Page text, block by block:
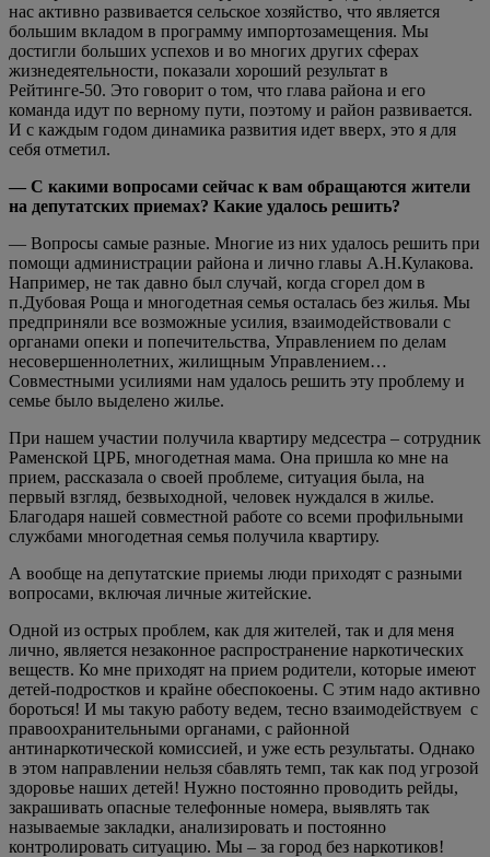
нас активно развивается сельское хозяйство, что является
большим вкладом в программу импортозамещения. Мы
достигли больших успехов и во многих других сферах
жизнедеятельности, показали хороший результат в
Рейтинге-50. Это говорит о том, что глава района и его
команда идут по верному пути, поэтому и район развивается.
И с каждым годом динамика развития идет вверх, это я для
себя отметил.
— С какими вопросами сейчас к вам обращаются жители
на депутатских приемах? Какие удалось решить?
— Вопросы самые разные. Многие из них удалось решить при
помощи администрации района и лично главы А.Н.Кулакова.
Например, не так давно был случай, когда сгорел дом в
п.Дубовая Роща и многодетная семья осталась без жилья. Мы
предприняли все возможные усилия, взаимодействовали с
органами опеки и попечительства, Управлением по делам
несовершеннолетних, жилищным Управлением…
Совместными усилиями нам удалось решить эту проблему и
семье было выделено жилье.
При нашем участии получила квартиру медсестра – сотрудник
Раменской ЦРБ, многодетная мама. Она пришла ко мне на
прием, рассказала о своей проблеме, ситуация была, на
первый взгляд, безвыходной, человек нуждался в жилье.
Благодаря нашей совместной работе со всеми профильными
службами многодетная семья получила квартиру.
А вообще на депутатские приемы люди приходят с разными
вопросами, включая личные житейские.
Одной из острых проблем, как для жителей, так и для меня
лично, является незаконное распространение наркотических
веществ. Ко мне приходят на прием родители, которые имеют
детей-подростков и крайне обеспокоены. С этим надо активно
бороться! И мы такую работу ведем, тесно взаимодействуем с
правоохранительными органами, с районной
антинаркотической комиссией, и уже есть результаты. Однако
в этом направлении нельзя сбавлять темп, так как под угрозой
здоровье наших детей! Нужно постоянно проводить рейды,
закрашивать опасные телефонные номера, выявлять так
называемые закладки, анализировать и постоянно
контролировать ситуацию. Мы – за город без наркотиков!